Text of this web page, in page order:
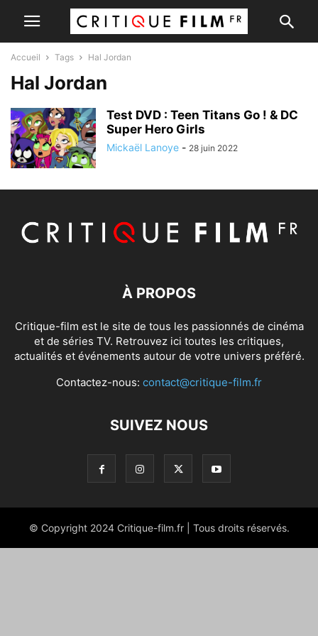
Accueil Tags Hal Jordan
Hal Jordan
Test DVD : Teen Titans Go ! & DC
Super Hero Girls
Mickaël Lanoye - 28 juin 2022
À PROPOS
Critique-film est le site de tous les passionnés de cinéma
et de séries TV. Retrouvez ici toutes les critiques,
actualités et événements autour de votre univers préféré.
Contactez-nous: contact@critique-film.fr
SUIVEZ NOUS
© Copyright 2024 Critique-film.fr | Tous droits réservés.